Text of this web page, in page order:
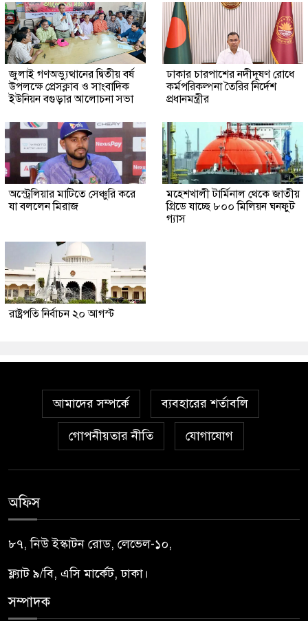
জুলাই গণঅভ্যুত্থানের দ্বিতীয় বর্ষ
উপলক্ষে প্রেসক্লাব ও সাংবাদিক
ইউনিয়ন বগুড়ার আলোচনা সভা
ঢাকার চারপাশের নদীদূষণ রোধে
কর্মপরিকল্পনা তৈরির নির্দেশ
প্রধানমন্ত্রীর
অস্ট্রেলিয়ার মাটিতে সেঞ্চুরি করে
যা বললেন মিরাজ
মহেশখালী টার্মিনাল থেকে জাতীয়
গ্রিডে যাচ্ছে ৮০০ মিলিয়ন ঘনফুট
গ্যাস
রাষ্ট্রপতি নির্বাচন ২০ আগস্ট
আমাদের সম্পর্কে ব্যবহারের শর্তাবলি
গোপনীয়তার নীতি যোগাযোগ
অফিস
৮৭, নিউ ইস্কাটন রোড, লেভেল-১০,
ফ্ল্যাট ৯/বি, এসি মার্কেট, ঢাকা।
সম্পাদক